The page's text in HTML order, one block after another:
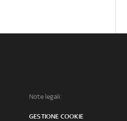
Note legali:
GESTIONE COOKIE